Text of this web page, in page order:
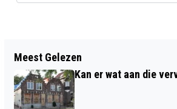
WATERSCHAP VALLEI EN
2021 POSITIEF AF
Meest Gelezen
Kan er wat aan die